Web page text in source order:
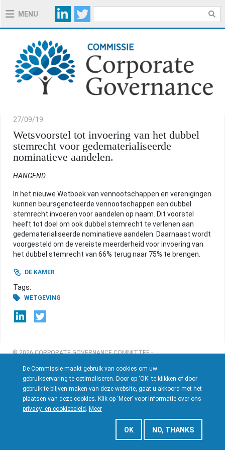
De Commissie maakt gebruik van cookies om uw
gebruikservaring te optimaliseren. Door op 'OK' te klikken of door
gebruik te blijven maken van deze website, gaat u akkoord met het
plaatsen van deze cookies. Klik op 'Meer' voor informatie over ons
privacy- en cookiebeleid . Meer
OK NO, THANKS
MENU
27/09/19
Wetsvoorstel tot invoering van het dubbel
stemrecht voor gedematerialiseerde
nominatieve aandelen.
HANGEND
In het nieuwe Wetboek van vennootschappen en verenigingen
kunnen beursgenoteerde vennootschappen een dubbel
stemrecht invoeren voor aandelen op naam. Dit voorstel
heeft tot doel om ook dubbel stemrecht te verlenen aan
gedematerialiseerde nominatieve aandelen. Daarnaast wordt
voorgesteld om de vereiste meerderheid voor invoering van
het dubbel stemrecht van 66% terug naar 75% te brengen.
DE KAMER
Tags:
WETGEVING
OVER DE COMMISSIE
OVER DE CODE 2020
TOELICHTINGSNOTA'S CODE 2020
HANDIGE INSTRUMENTEN
BELGISCHE ONTWERPTEKSTEN
EUROPESE INITIATIEVEN
ACTUALITEIT
NUTTIGE INFO
CONTACT
© 2026 CORPORATE GOVERNANCE COMMITTEE -
DOOR FLOW STUDIO